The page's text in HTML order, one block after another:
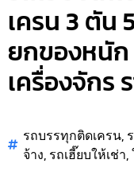
เครน 3 ตัน
ยกของหนั
เครื่องจักร
รถบรรทุกติดเครน,
จ้าง, รถเฮี๊ยบให้เช่า,